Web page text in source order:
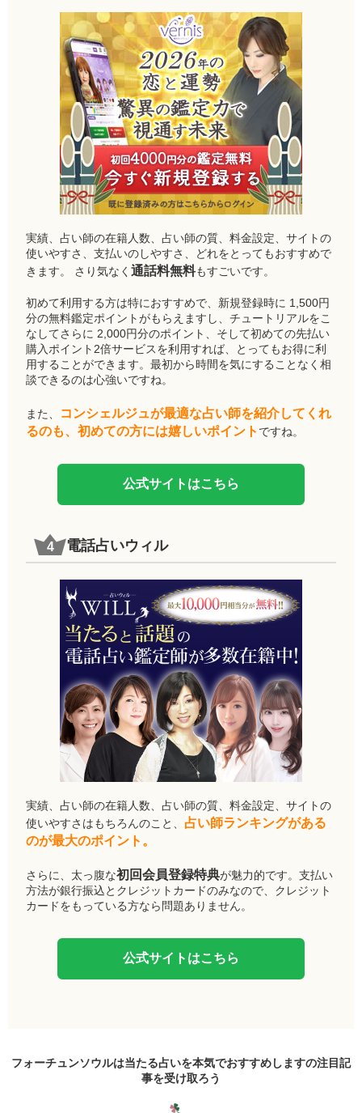
実績、占い師の在籍人数、占い師の質、料金設定、サイトの
使いやすさ、支払いのしやすさ、どれをとってもおすすめで
きます。 さり気なく通話料無料もすごいです。
初めて利用する方は特におすすめで、新規登録時に 1,500円
分の無料鑑定ポイントがもらえますし、チュートリアルをこ
なしてさらに 2,000円分のポイント、そして初めての先払い
購入ポイント2倍サービスを利用すれば、とってもお得に利
用することができます。最初から時間を気にすることなく相
談できるのは心強いですね。
また、
コンシェルジュが最適な占い師を紹介してくれ
るのも、初めての方には嬉しいポイント ですね。
公式サイトはこちら
電話占いウィル
実績、占い師の在籍人数、占い師の質、料金設定、サイトの
使いやすさはもちろんのこと、 占い師ランキングがある
のが最大のポイント。
さらに、太っ腹な初回会員登録特典が魅力的です。支払い
方法が銀行振込とクレジットカードのみなので、クレジット
カードをもっている方なら問題ありません。
公式サイトはこちら
フォーチュンソウルは当たる占いを本気でおすすめしますの注目記
事を受け取ろう